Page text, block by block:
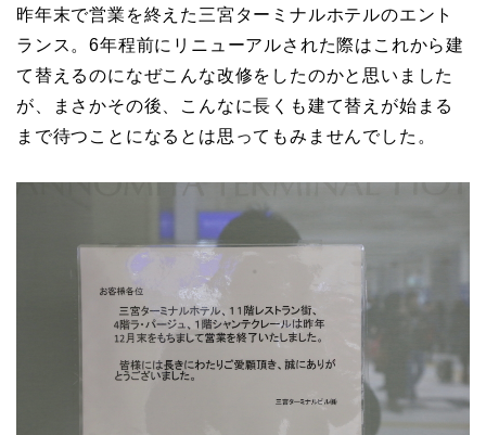
昨年末で営業を終えた三宮ターミナルホテルのエント
ランス。6年程前にリニューアルされた際はこれから建
て替えるのになぜこんな改修をしたのかと思いました
が、まさかその後、こんなに長くも建て替えが始まる
まで待つことになるとは思ってもみませんでした。